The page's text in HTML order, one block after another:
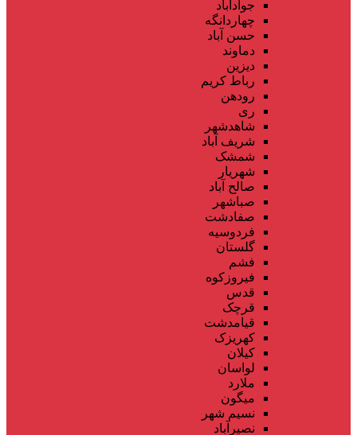
جوادآباد
چهاردانگه
حسن آباد
دماوند
دیزین
رباط کریم
رودهن
ری
شاهدشهر
شریف آباد
شمشک
شهریار
صالح آباد
صباشهر
صفادشت
فردوسیه
گلستان
فشم
فیروزکوه
قدس
قرچک
قیامدشت
کهریزک
کیلان
لواسان
ملارد
میگون
نسیم شهر
نصیرآباد